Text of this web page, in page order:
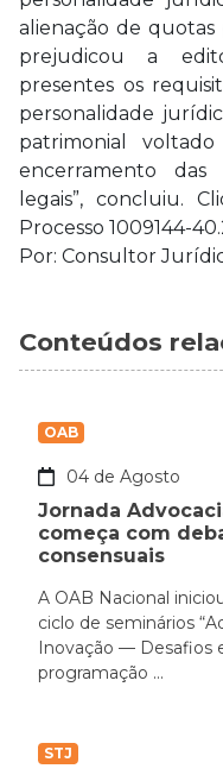
alienação de quotas
prejudicou a
presentes os
personalidade
patrimonial
encerramento das
legais”, concluiu.
Processo 1009144-
Por: Consultor
Conteúdos
OAB
04 de Agosto
Jornada
começa com
consensuais
A OAB Nacional
ciclo de seminários
Inovação — Desafios
programação ...
STJ